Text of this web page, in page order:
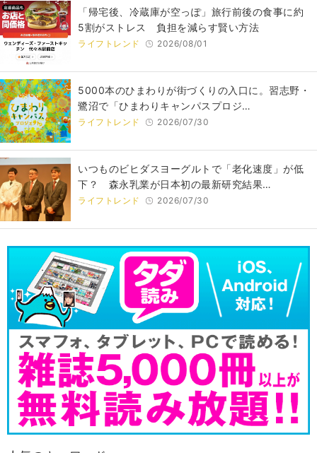
「帰宅後、冷蔵庫が空っぽ」旅行前後の食事に約
5割がストレス 負担を減らす賢い方法
ライフトレンド 2026/08/01
5000本のひまわりが街づくりの入口に。習志野・
鷺沼で「ひまわりキャンパスプロジ…
ライフトレンド 2026/07/30
いつものビヒダスヨーグルトで「老化速度」が低
下？ 森永乳業が日本初の最新研究結果…
ライフトレンド 2026/07/30